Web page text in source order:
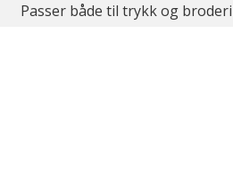
Passer både til trykk og broderi